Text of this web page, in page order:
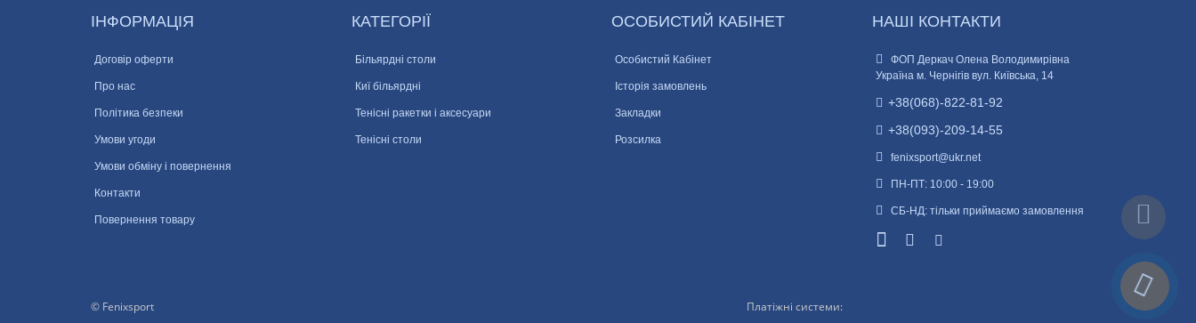
ІНФОРМАЦІЯ
Договір оферти
Про нас
Політика безпеки
Умови угоди
Умови обміну і повернення
Контакти
Повернення товару
КАТЕГОРІЇ
Більярдні столи
Киї більярдні
Тенісні ракетки і аксесуари
Тенісні столи
ОСОБИСТИЙ КАБІНЕТ
Особистий Кабінет
Історія замовлень
Закладки
Розсилка
НАШІ КОНТАКТИ
ФОП Деркач Олена Володимирівна
Україна м. Чернігів вул. Київська, 14
+38(068)-822-81-92
+38(093)-209-14-55
fenixsport@ukr.net
ПН-ПТ: 10:00 - 19:00
СБ-НД: тільки приймаємо замовлення
© Fenixsport Платіжні системи: